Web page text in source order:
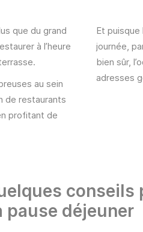
que du grand
à l’heure
au sein
de restaurants
profitant de
Et
journée,
bien sûr,
adresses
conseils
pause déjeuner